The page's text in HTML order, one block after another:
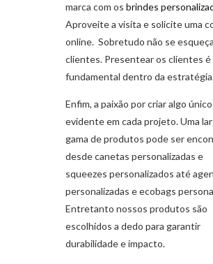
marca com os brindes
Aproveite a visita e solicite uma
online. Sobretudo não se
clientes. Presentear os clientes é
fundamental dentro da
Enfim, a paixão por criar algo
evidente em cada projeto. Uma
gama de produtos pode ser
desde canetas personalizadas e
squeezes personalizados até
personalizadas e ecobags
Entretanto nossos produtos são
escolhidos a dedo para garantir
durabilidade e impacto.